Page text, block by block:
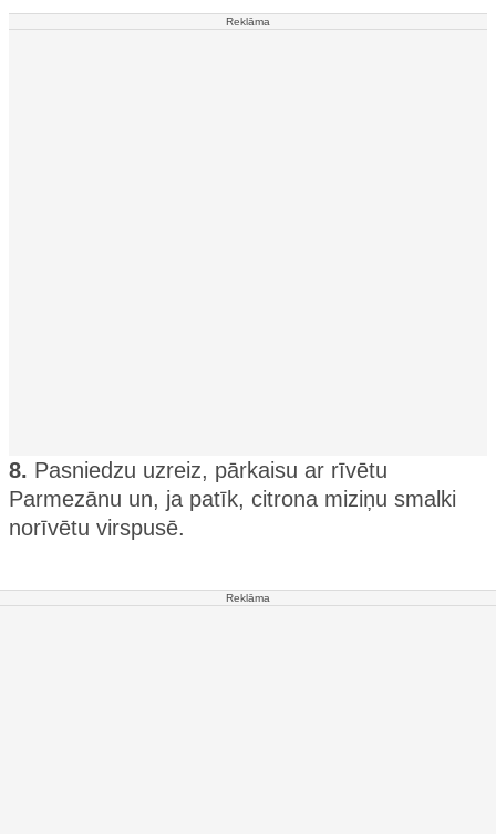
Reklāma
8. Pasniedzu uzreiz, pārkaisu ar rīvētu
Parmezānu un, ja patīk, citrona miziņu smalki
norīvētu virspusē.
Reklāma